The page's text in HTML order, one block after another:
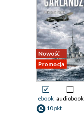
Nowość
Promocja
ebook audiobook
10 pkt